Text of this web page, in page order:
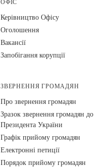
ОФІС
Керівництво Офісу
Оголошення
Вакансії
Запобігання корупції
ЗВЕРНЕННЯ ГРОМАДЯН
Про звернення громадян
Зразок звернення громадян до
Президента України
Графік прийому громадян
Електронні петиції
Порядок прийому громадян